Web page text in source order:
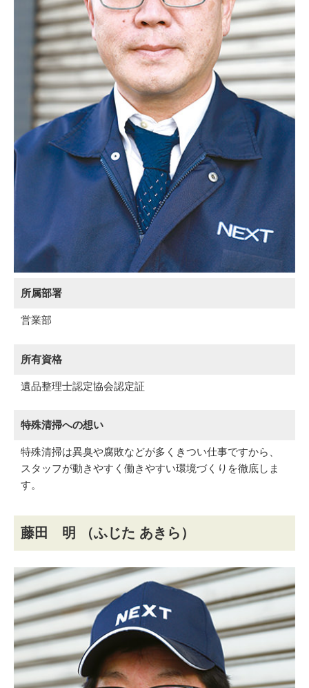
所属部署
営業部
所有資格
遺品整理士認定協会認定証
特殊清掃への想い
特殊清掃は異臭や腐敗などが多くきつい仕事ですから、
スタッフが動きやすく働きやすい環境づくりを徹底しま
す。
藤田 明 （ふじた あきら）